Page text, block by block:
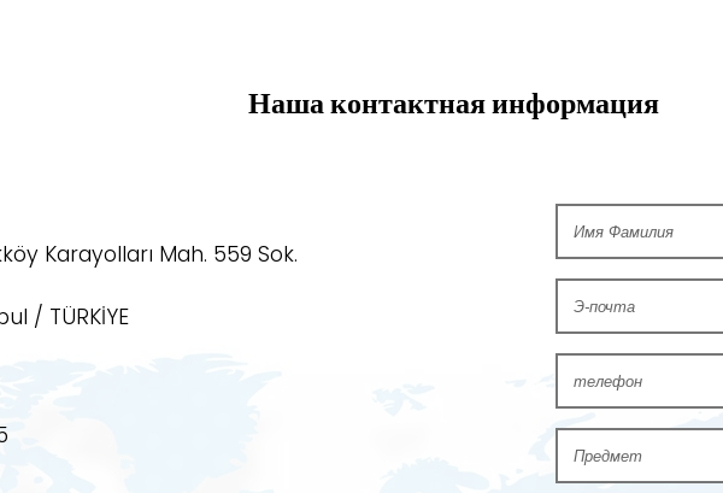
Наша контактная информация
Karayolları Mah. 559 Sok.
/ TÜRKİYE